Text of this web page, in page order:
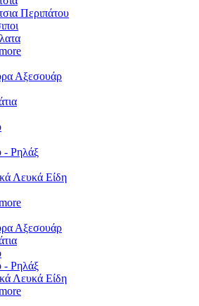
Περιπάτου
Αξεσουάρ
- Ρηλάξ
Λευκά Είδη
Αξεσουάρ
- Ρηλάξ
Λευκά Είδη